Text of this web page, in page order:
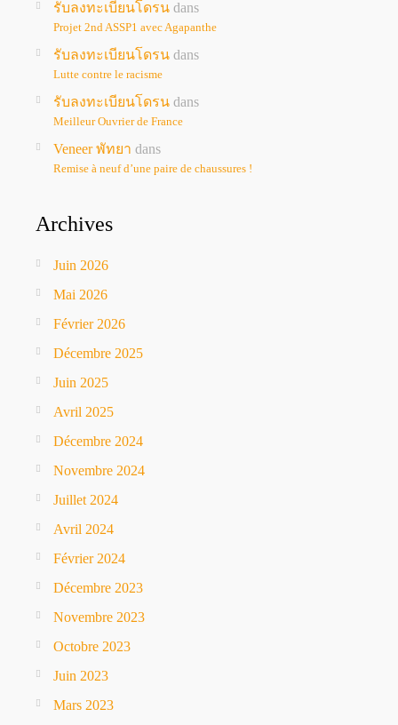
รับลงทะเบียนโดรน dans
Projet 2nd ASSP1 avec Agapanthe
รับลงทะเบียนโดรน dans
Lutte contre le racisme
รับลงทะเบียนโดรน dans
Meilleur Ouvrier de France
Veneer พัทยา dans
Remise à neuf d’une paire de chaussures !
Archives
Juin 2026
Mai 2026
Février 2026
Décembre 2025
Juin 2025
Avril 2025
Décembre 2024
Novembre 2024
Juillet 2024
Avril 2024
Février 2024
Décembre 2023
Novembre 2023
Octobre 2023
Juin 2023
Mars 2023